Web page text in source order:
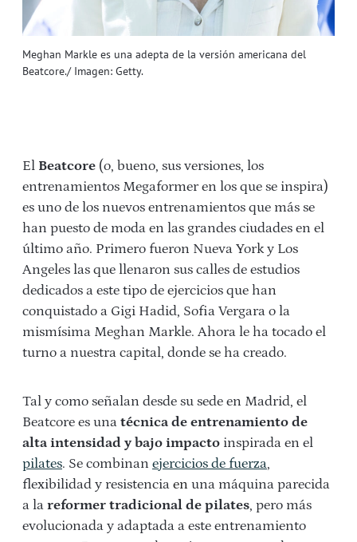
Meghan Markle es una adepta de la versión americana del
Beatcore./ Imagen: Getty.
El Beatcore (o, bueno, sus versiones, los
entrenamientos Megaformer en los que se inspira)
es uno de los nuevos entrenamientos que más se
han puesto de moda en las grandes ciudades en el
último año. Primero fueron Nueva York y Los
Angeles las que llenaron sus calles de estudios
dedicados a este tipo de ejercicios que han
conquistado a Gigi Hadid, Sofia Vergara o la
mismísima Meghan Markle. Ahora le ha tocado el
turno a nuestra capital, donde se ha creado.
Tal y como señalan desde su sede en Madrid, el
Beatcore es una técnica de entrenamiento de
alta intensidad y bajo impacto inspirada en el
pilates. Se combinan ejercicios de fuerza,
flexibilidad y resistencia en una máquina parecida
a la reformer tradicional de pilates, pero más
evolucionada y adaptada a este entrenamiento